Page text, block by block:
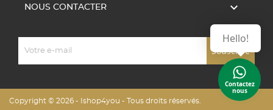
NOUS CONTACTER 
Copyright © 2026 - Ishop4you - Tous droits réservés.
Contactez
nous
Hello!